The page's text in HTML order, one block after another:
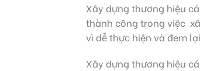
Xây dựng thương hiệu
thành công trong việc
vì dễ thực hiện và đem
Xây dựng thương hiệu